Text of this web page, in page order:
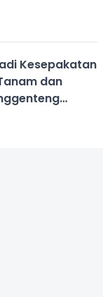
Kesepakatan
dan